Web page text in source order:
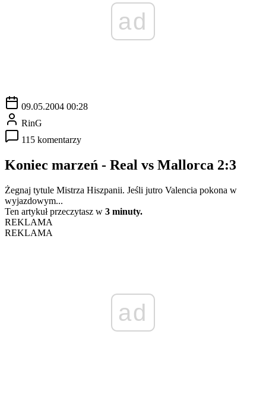
ad
09.05.2004 00:28
RinG
115 komentarzy
Koniec marzeń - Real vs Mallorca 2:3
Żegnaj tytule Mistrza Hiszpanii. Jeśli jutro Valencia pokona w
wyjazdowym...
Ten artykuł przeczytasz w 3 minuty.
REKLAMA
REKLAMA
ad